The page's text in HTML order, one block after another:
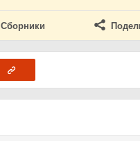
Сборники